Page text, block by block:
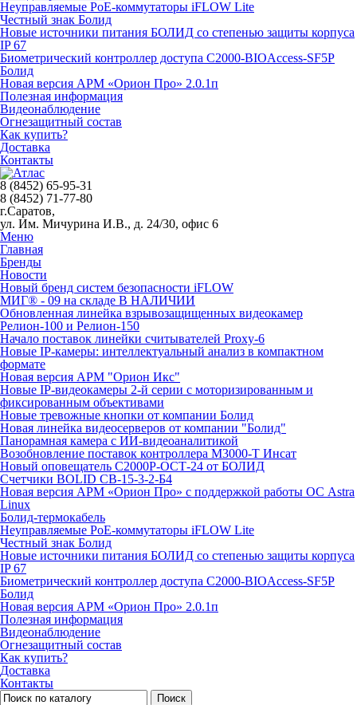
Неуправляемые PoE-коммутаторы iFLOW Lite
Честный знак Болид
Новые источники питания БОЛИД со степенью защиты корпуса
IP 67
Биометрический контроллер доступа С2000-BIOAccess-SF5P
Болид
Новая версия АРМ «Орион Про» 2.0.1п
Полезная информация
Видеонаблюдение
Огнезащитный состав
Как купить?
Доставка
Контакты
8 (8452) 65-95-31
8 (8452) 71-77-80
г.Саратов,
ул. Им. Мичурина И.В., д. 24/30, офис 6
Меню
Главная
Бренды
Новости
Новый бренд систем безопасности iFLOW
МИГ® - 09 на складе В НАЛИЧИИ
Обновленная линейка взрывозащищенных видеокамер
Релион-100 и Релион-150
Начало поставок линейки считывателей Proxy-6
Новые IP-камеры: интеллектуальный анализ в компактном
формате
Новая версия АРМ "Орион Икс"
Новые IP-видеокамеры 2-й серии с моторизированным и
фиксированным объективами
Новые тревожные кнопки от компании Болид
Новая линейка видеосерверов от компании "Болид"
Панорамная камера с ИИ-видеоаналитикой
Возобновление поставок контроллера М3000-Т Инсат
Новый оповещатель С2000Р-ОСТ-24 от БОЛИД
Счетчики BOLID СВ-15-3-2-Б4
Новая версия АРМ «Орион Про» с поддержкой работы ОС Astra
Linux
Болид-термокабель
Неуправляемые PoE-коммутаторы iFLOW Lite
Честный знак Болид
Новые источники питания БОЛИД со степенью защиты корпуса
IP 67
Биометрический контроллер доступа С2000-BIOAccess-SF5P
Болид
Новая версия АРМ «Орион Про» 2.0.1п
Полезная информация
Видеонаблюдение
Огнезащитный состав
Как купить?
Доставка
Контакты
Поиск